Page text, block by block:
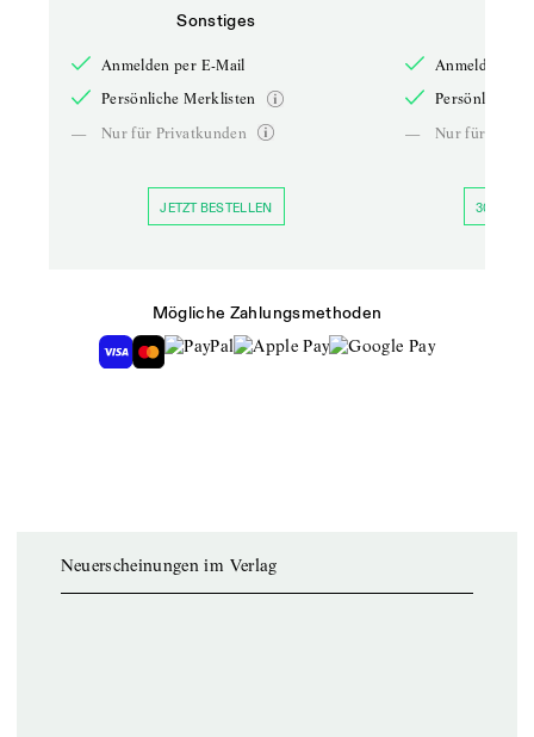
Sonstiges
Anmelden per E-Mail
Persönliche Merklisten
—
Nur für Privatkunden
JETZT BESTELLEN
Anmelden
Persönliche
—
Nur für
30 TAGE
Mögliche Zahlungsmethoden
Neuerscheinungen im Verlag